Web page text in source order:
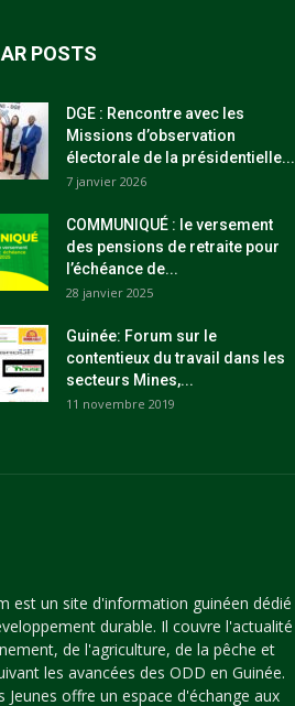
POSTS
DGE : Rencontre avec les
Missions d’observation
électorale de la présidentielle...
7 janvier 2026
COMMUNIQUÉ : le versement
des pensions de retraite pour
l’échéance de...
28 janvier 2025
Guinée: Forum sur le
contentieux du travail dans les
secteurs Mines,...
11 novembre 2019
est un site d'information guinéen dédié
durable. Il couvre l'actualité
de l'agriculture, de la pêche et
les avancées des ODD en Guinée.
Jeunes offre un espace d'échange aux